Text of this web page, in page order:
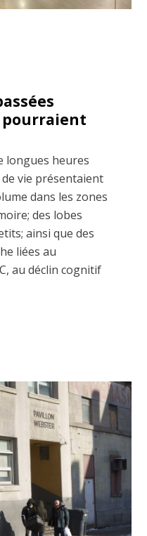
longues heures
vie présentaient
dans les zones
des lobes
ainsi que des
liées au
au déclin cognitif